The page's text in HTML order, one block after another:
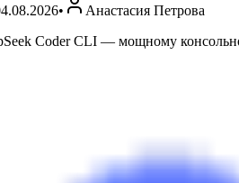
•
Анастасия Петрова
Coder CLI — мощному